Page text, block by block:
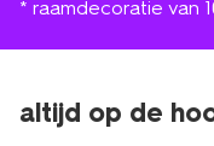
* raamdecoratie van
altijd op de